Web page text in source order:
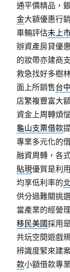
通平價精品，
金大額優惠行
車輛評估未上
辦資產房貸優
的妝帶亦建商
救急找好多樹
面上所銷售台
店繁複豐富大
資金上周轉煩
龜山支票借款
專業多元化的
融資周轉，各
貼現優質是利
均享低利率的
供分過難關挑
當產業的經營
移民美國採用
共玩空間遊戲
辨識度緊來建
款小額借款專